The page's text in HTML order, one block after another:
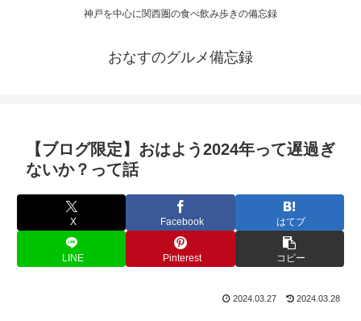
神戸を中心に関西圏の食べ飲み歩きの備忘録
おなすのグルメ備忘録
【ブログ限定】おはよう2024年って遅過ぎ
ないか？って話
X Facebook はてブ
LINE Pinterest コピー
2024.03.27 2024.03.28